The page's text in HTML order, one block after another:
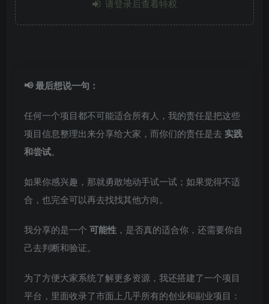
请登录后查看特权
📢 最后想说一句：
任何一个项目都不可能适合所有人，我的责任是把这些
项目信息整理出来分享给大家，而你们的责任是去 实践
和尝试。
如果你感兴趣，那就勇敢地动手试一试；如果觉得不适
合，也完全可以再去找找其他方向。
我分享的是一个 可能性 ，是否真的适合你，还需要你自
己去判断和验证。
为了方便大家系统了解更多资源，我还搭建了一个项目
平台，里面收录了市面上几乎所有的创业和副业项目：